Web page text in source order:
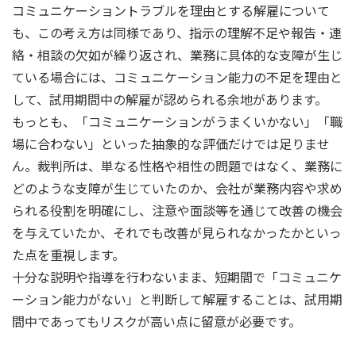
コミュニケーショントラブルを理由とする解雇について
も、この考え方は同様であり、指示の理解不足や報告・連
絡・相談の欠如が繰り返され、業務に具体的な支障が生じ
ている場合には、コミュニケーション能力の不足を理由と
して、試用期間中の解雇が認められる余地があります。
もっとも、「コミュニケーションがうまくいかない」「職
場に合わない」といった抽象的な評価だけでは足りませ
ん。裁判所は、単なる性格や相性の問題ではなく、業務に
どのような支障が生じていたのか、会社が業務内容や求め
られる役割を明確にし、注意や面談等を通じて改善の機会
を与えていたか、それでも改善が見られなかったかといっ
た点を重視します。
十分な説明や指導を行わないまま、短期間で「コミュニケ
ーション能力がない」と判断して解雇することは、試用期
間中であってもリスクが高い点に留意が必要です。